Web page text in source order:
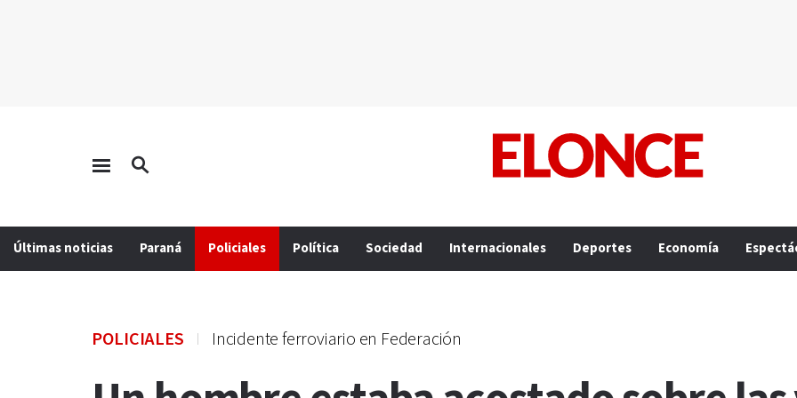
Últimas noticias Paraná Policiales Política Sociedad Internacionales Deportes Economía
POLICIALES Incidente ferroviario en Federación